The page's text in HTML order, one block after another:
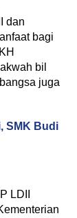
dan
bagi
bil
juga
SMK Budi
LDII